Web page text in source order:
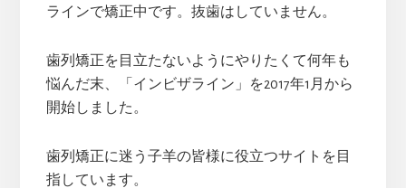
ラインで矯正中です。抜歯はしていません。
歯列矯正を目立たないようにやりたくて何年も
悩んだ末、「インビザライン」を2017年1月から
開始しました。
歯列矯正に迷う子羊の皆様に役立つサイトを目
指しています。